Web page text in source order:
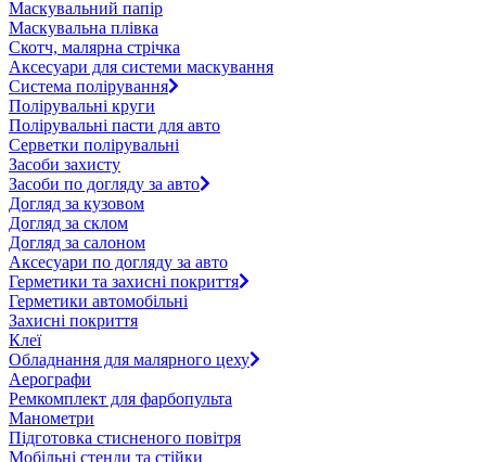
Маскувальний папір
Маскувальна плівка
Скотч, малярна стрічка
Аксесуари для системи маскування
Система полірування
Полірувальні круги
Полірувальні пасти для авто
Серветки полірувальні
Засоби захисту
Засоби по догляду за авто
Догляд за кузовом
Догляд за склом
Догляд за салоном
Аксесуари по догляду за авто
Герметики та захисні покриття
Герметики автомобільні
Захисні покриття
Клеї
Обладнання для малярного цеху
Аерографи
Ремкомплект для фарбопульта
Манометри
Підготовка стисненого повітря
Мобільні стенди та стійки